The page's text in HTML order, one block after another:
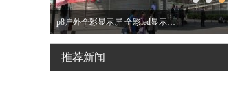
西藏林芝室内P2.5全彩led显示屏
推荐新闻